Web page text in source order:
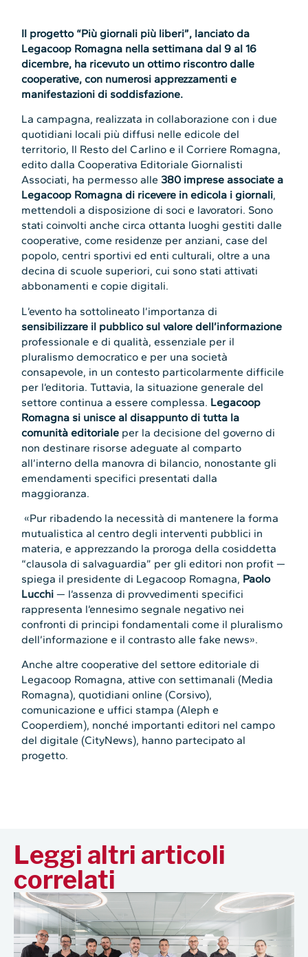
Il progetto “Più giornali più liberi”, lanciato da
Legacoop Romagna nella settimana dal 9 al 16
dicembre, ha ricevuto un ottimo riscontro dalle
cooperative, con numerosi apprezzamenti e
manifestazioni di soddisfazione.
La campagna, realizzata in collaborazione con i due
quotidiani locali più diffusi nelle edicole del
territorio, Il Resto del Carlino e il Corriere Romagna,
edito dalla Cooperativa Editoriale Giornalisti
Associati, ha permesso alle 380 imprese associate a
Legacoop Romagna di ricevere in edicola i giornali,
mettendoli a disposizione di soci e lavoratori. Sono
stati coinvolti anche circa ottanta luoghi gestiti dalle
cooperative, come residenze per anziani, case del
popolo, centri sportivi ed enti culturali, oltre a una
decina di scuole superiori, cui sono stati attivati
abbonamenti e copie digitali.
L’evento ha sottolineato l’importanza di
sensibilizzare il pubblico sul valore dell’informazione
professionale e di qualità, essenziale per il
pluralismo democratico e per una società
consapevole, in un contesto particolarmente difficile
per l’editoria. Tuttavia, la situazione generale del
settore continua a essere complessa. Legacoop
Romagna si unisce al disappunto di tutta la
comunità editoriale per la decisione del governo di
non destinare risorse adeguate al comparto
all’interno della manovra di bilancio, nonostante gli
emendamenti specifici presentati dalla
maggioranza.
«Pur ribadendo la necessità di mantenere la forma
mutualistica al centro degli interventi pubblici in
materia, e apprezzando la proroga della cosiddetta
“clausola di salvaguardia” per gli editori non profit —
spiega il presidente di Legacoop Romagna, Paolo
Lucchi — l’assenza di provvedimenti specifici
rappresenta l’ennesimo segnale negativo nei
confronti di principi fondamentali come il pluralismo
dell’informazione e il contrasto alle fake news».
Anche altre cooperative del settore editoriale di
Legacoop Romagna, attive con settimanali (Media
Romagna), quotidiani online (Corsivo),
comunicazione e uffici stampa (Aleph e
Cooperdiem), nonché importanti editori nel campo
del digitale (CityNews), hanno partecipato al
progetto.
Leggi altri articoli
correlati